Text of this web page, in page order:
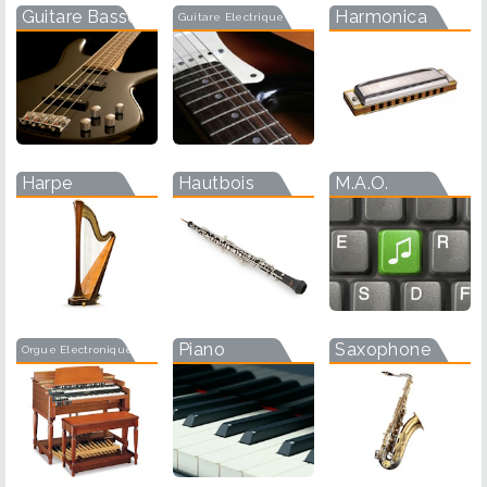
Guitare Basse Guitare Electrique Harmonica
Harpe Hautbois M.A.O.
Orgue Electronique Piano Saxophone